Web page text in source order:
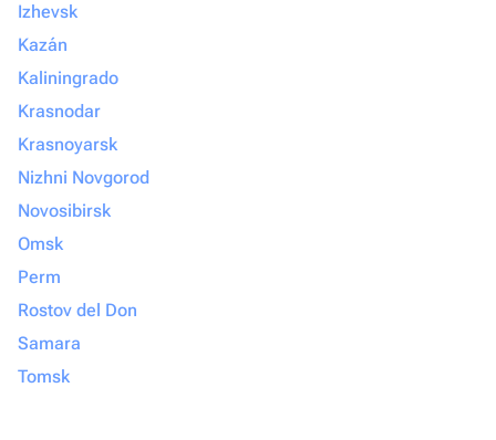
Izhevsk
Kazán
Kaliningrado
Krasnodar
Krasnoyarsk
Nizhni Novgorod
Novosibirsk
Omsk
Perm
Rostov del Don
Samara
Tomsk